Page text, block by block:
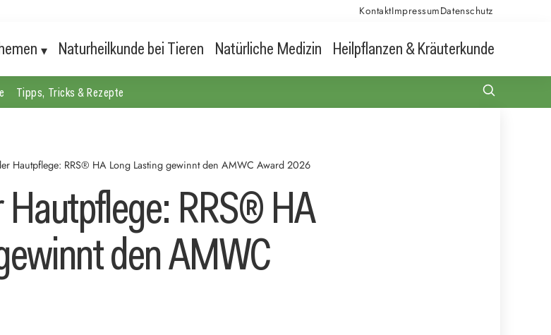
KontaktImpressumDatenschutz
Naturheilkunde bei Tieren Natürliche Medizin Heilpflanzen & Kräuterkunde
Tipps, Tricks & Rezepte
Hautpflege: RRS® HA Long Lasting gewinnt den AMWC Award 2026
Hautpflege: RRS® HA
den AMWC